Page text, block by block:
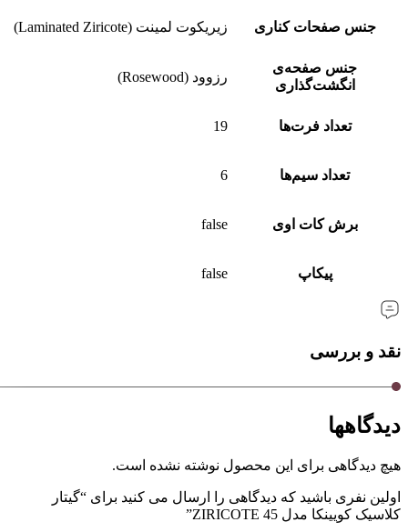
جنس صفحات کناری زیریکوت لمینت (Laminated Ziricote)
جنس صفحه‌ی
انگشت‌گذاری
رزوود (Rosewood)
تعداد فرت‌ها 19
تعداد سیم‌ها 6
برش کات‌ اوی false
پیکاپ false
نقد و بررسی
دیدگاهها
هیچ دیدگاهی برای این محصول نوشته نشده است.
اولین نفری باشید که دیدگاهی را ارسال می کنید برای “گیتار
کلاسیک کویینکا مدل 45 ZIRICOTE”